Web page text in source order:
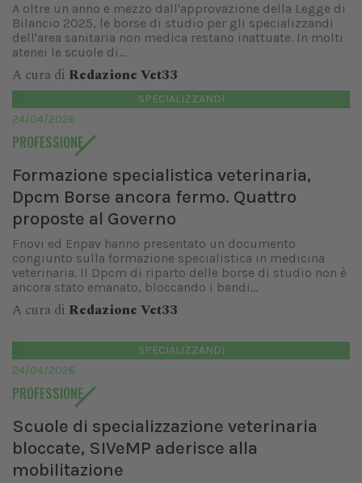
A oltre un anno e mezzo dall'approvazione della Legge di
Bilancio 2025, le borse di studio per gli specializzandi
dell'area sanitaria non medica restano inattuate. In molti
atenei le scuole di...
A cura di Redazione Vet33
SPECIALIZZANDI
24/04/2026
PROFESSIONE
Formazione specialistica veterinaria,
Dpcm Borse ancora fermo. Quattro
proposte al Governo
Fnovi ed Enpav hanno presentato un documento
congiunto sulla formazione specialistica in medicina
veterinaria. Il Dpcm di riparto delle borse di studio non è
ancora stato emanato, bloccando i bandi...
A cura di Redazione Vet33
SPECIALIZZANDI
24/04/2026
PROFESSIONE
Scuole di specializzazione veterinaria
bloccate, SIVeMP aderisce alla
mobilitazione